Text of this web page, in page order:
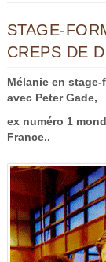
STAGE-
CREPS DE
Mélanie en
avec Peter Gade,
ex numéro 1
France..